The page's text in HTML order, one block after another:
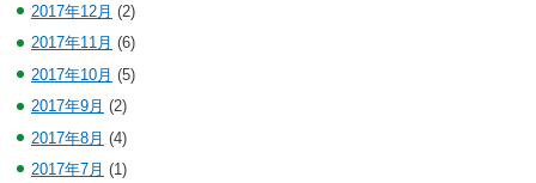
2017年12月 (2)
2017年11月 (6)
2017年10月 (5)
2017年9月 (2)
2017年8月 (4)
2017年7月 (1)